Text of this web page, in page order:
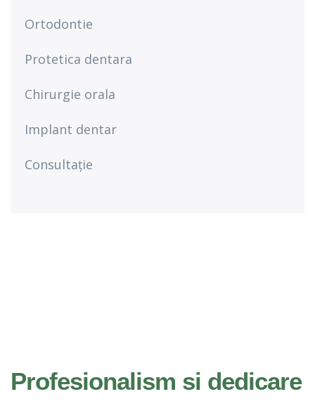
Ortodontie
Protetica dentara
Chirurgie orala
Implant dentar
Consultație
Profesionalism si dedicare